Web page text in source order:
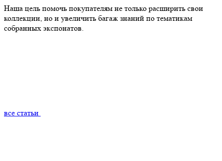
Наша цель помочь покупателям не только расширить свои
коллекции, но и увеличить багаж знаний по тематикам
собранных экспонатов.
все статьи